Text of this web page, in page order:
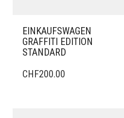
EINKAUFSWAGEN
GRAFFITI EDITION
STANDARD
CHF200.00